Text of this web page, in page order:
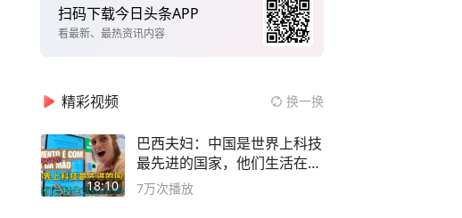
扫码下载今日头条APP
看最新、最热资讯内容
精彩视频 换一换
18:10
巴西夫妇：中国是世界上科技
最先进的国家，他们生活在
2999年
7万次播放